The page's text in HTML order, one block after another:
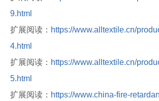
9.html
扩展阅读： https://www.alltextile.cn/
4.html
扩展阅读： https://www.alltextile.cn/
5.html
扩展阅读： https://www.china-fire-